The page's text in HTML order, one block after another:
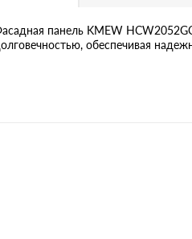
панель KMEW
обеспечивая